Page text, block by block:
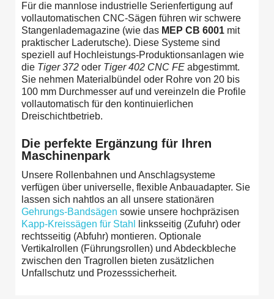
Für die mannlose industrielle Serienfertigung auf
vollautomatischen CNC-Sägen führen wir schwere
Stangenlademagazine (wie das MEP CB 6001 mit
praktischer Laderutsche). Diese Systeme sind
speziell auf Hochleistungs-Produktionsanlagen wie
die Tiger 372 oder Tiger 402 CNC FE abgestimmt.
Sie nehmen Materialbündel oder Rohre von 20 bis
100 mm Durchmesser auf und vereinzeln die Profile
vollautomatisch für den kontinuierlichen
Dreischichtbetrieb.
Die perfekte Ergänzung für Ihren
Maschinenpark
Unsere Rollenbahnen und Anschlagsysteme
verfügen über universelle, flexible Anbauadapter. Sie
lassen sich nahtlos an all unsere stationären
Gehrungs-Bandsägen sowie unsere hochpräzisen
Kapp-Kreissägen für Stahl
linksseitig (Zufuhr) oder
rechtsseitig (Abfuhr) montieren. Optionale
Vertikalrollen (Führungsrollen) und Abdeckbleche
zwischen den Tragrollen bieten zusätzlichen
Unfallschutz und Prozesssicherheit.